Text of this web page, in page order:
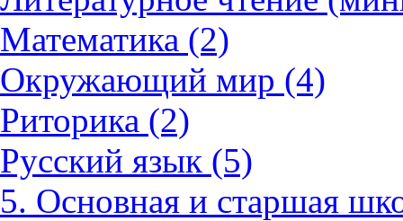
Математика (2)
Окружающий мир (4)
Риторика (2)
Русский язык (5)
5. Основная и старшая